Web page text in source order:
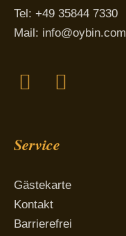
Tel: +49 35844 7330
Mail: info@oybin.com
Facebook
Service
Gästekarte
Kontakt
Barrierefrei